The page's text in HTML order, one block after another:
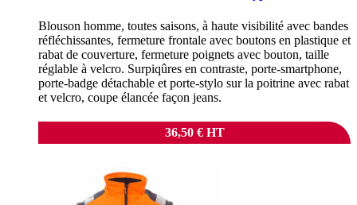
Blouson homme, toutes saisons, à haute visibilité avec bandes
réfléchissantes, fermeture frontale avec boutons en plastique et
rabat de couverture, fermeture poignets avec bouton, taille
réglable à velcro. Surpiqûres en contraste, porte-smartphone,
porte-badge détachable et porte-stylo sur la poitrine avec rabat
et velcro, coupe élancée façon jeans.
36,50 €HT